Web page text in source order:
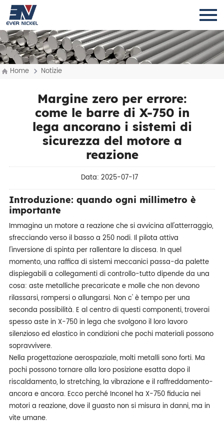
Home Notizie
Margine zero per errore:
come le barre di X-750 in
lega ancorano i sistemi di
sicurezza del motore a
reazione
Data: 2025-07-17
Introduzione: quando ogni millimetro è
importante
Immagina un motore a reazione che si avvicina all'atterraggio,
sfrecciando verso il basso a 250 nodi. Il pilota attiva
l'inversione di spinta per rallentare la discesa. In quel
momento, una raffica di sistemi meccanici passa-da palette
dispiegabili a collegamenti di controllo-tutto dipende da una
cosa: aste metalliche precaricate e molle che non devono
rilassarsi, rompersi o allungarsi. Non c' è tempo per una
seconda possibilità. E al centro di questi componenti, troverai
spesso aste in X-750 in lega che svolgono il loro lavoro
silenzioso ed elastico in condizioni che pochi materiali possono
sopravvivere.
Nella progettazione aerospaziale, molti metalli sono forti. Ma
pochi possono tornare alla loro posizione esatta dopo il
riscaldamento, lo stretching, la vibrazione e il raffreddamento-
ancora e ancora. Ecco perché Inconel ha X-750 fiducia nei
motori a reazione, dove il guasto non si misura in danni, ma in
vite umane.